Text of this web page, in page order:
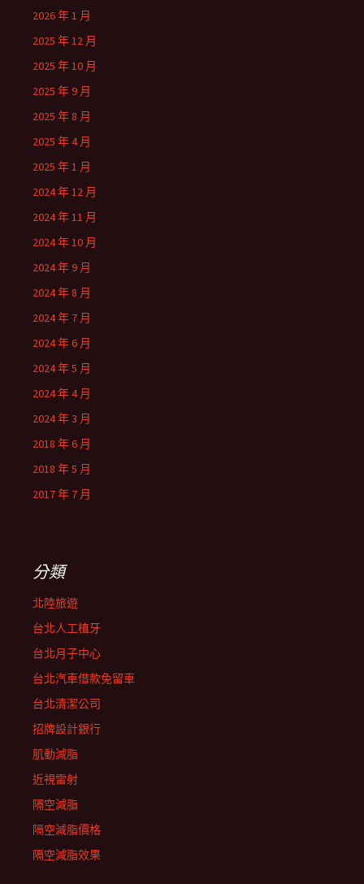
2026 年 1 月
2025 年 12 月
2025 年 10 月
2025 年 9 月
2025 年 8 月
2025 年 4 月
2025 年 1 月
2024 年 12 月
2024 年 11 月
2024 年 10 月
2024 年 9 月
2024 年 8 月
2024 年 7 月
2024 年 6 月
2024 年 5 月
2024 年 4 月
2024 年 3 月
2018 年 6 月
2018 年 5 月
2017 年 7 月
分類
北陸旅遊
台北人工植牙
台北月子中心
台北汽車借款免留車
台北清潔公司
招牌設計銀行
肌動減脂
近視雷射
隔空減脂
隔空減脂價格
隔空減脂效果